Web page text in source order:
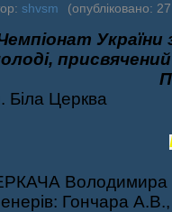
shvsm (опубліковано:
України
Біла
Гончара